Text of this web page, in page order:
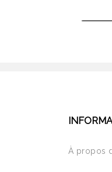
À propos